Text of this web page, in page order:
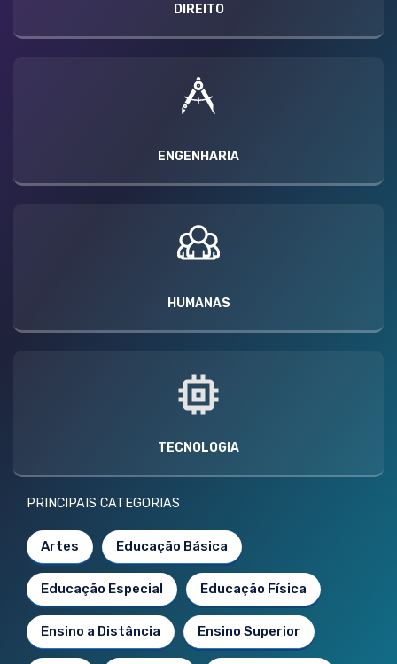
DIREITO
ENGENHARIA
HUMANAS
TECNOLOGIA
PRINCIPAIS CATEGORIAS
Artes Educação Básica
Educação Especial Educação Física
Ensino a Distância Ensino Superior